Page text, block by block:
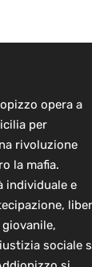
opera a
per
rivoluzione
la mafia.
individuale e
sociale